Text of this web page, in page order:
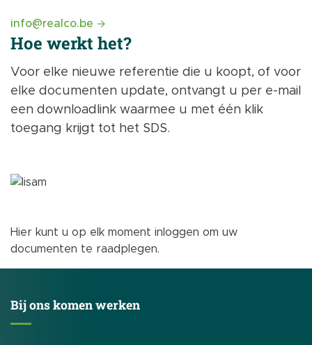
info@realco.be
Hoe werkt het?
Voor elke nieuwe referentie die u koopt, of voor
elke documenten update, ontvangt u per e-mail
een downloadlink waarmee u met één klik
toegang krijgt tot het SDS.
Hier kunt u op elk moment inloggen om uw
documenten te raadplegen.
Bij ons komen werken